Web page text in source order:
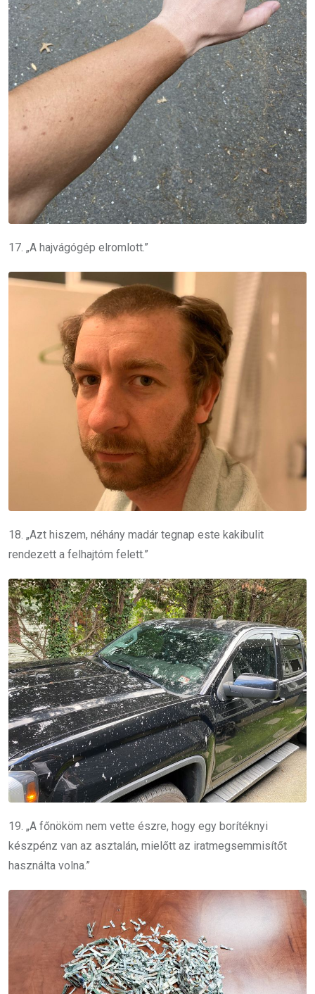
17. „A hajvágógép elromlott.”
18. „Azt hiszem, néhány madár tegnap este kakibulit
rendezett a felhajtóm felett.”
19. „A főnököm nem vette észre, hogy egy borítéknyi
készpénz van az asztalán, mielőtt az iratmegsemmisítőt
használta volna.”